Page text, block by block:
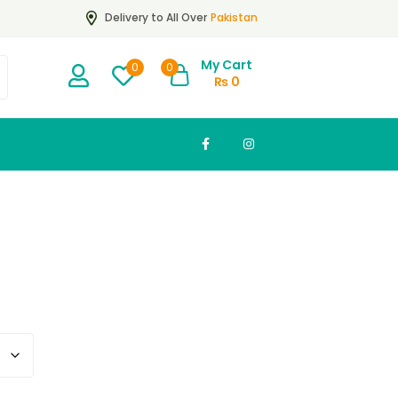
Delivery to All Over Pakistan
0 0
My Cart
₨0